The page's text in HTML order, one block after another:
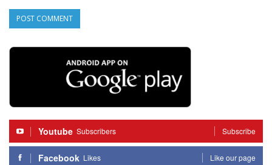
Youtube Subscribers Subscribe
Facebook Likes Like our page